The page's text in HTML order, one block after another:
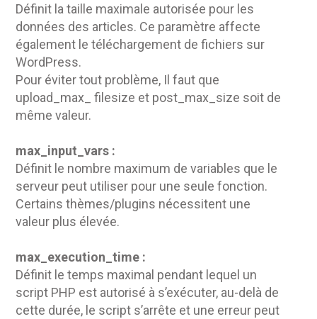
Définit la taille maximale autorisée pour les
données des articles. Ce paramètre affecte
également le téléchargement de fichiers sur
WordPress.
Pour éviter tout problème, Il faut que
upload_max_ filesize et post_max_size soit de
même valeur.
max_input_vars :
Définit le nombre maximum de variables que le
serveur peut utiliser pour une seule fonction.
Certains thèmes/plugins nécessitent une
valeur plus élevée.
max_execution_time :
Définit le temps maximal pendant lequel un
script PHP est autorisé à s’exécuter, au-delà de
cette durée, le script s’arrête et une erreur peut